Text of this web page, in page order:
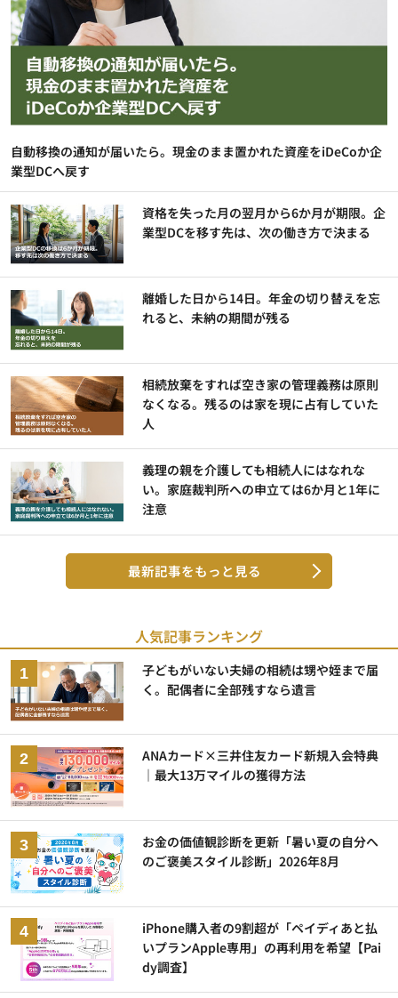
自動移換の通知が届いたら。現金のまま置かれた資産をiDeCoか企
業型DCへ戻す
資格を失った月の翌月から6か月が期限。企
業型DCを移す先は、次の働き方で決まる
離婚した日から14日。年金の切り替えを忘
れると、未納の期間が残る
相続放棄をすれば空き家の管理義務は原則
なくなる。残るのは家を現に占有していた
人
義理の親を介護しても相続人にはなれな
い。家庭裁判所への申立ては6か月と1年に
注意
最新記事をもっと見る
人気記事ランキング
子どもがいない夫婦の相続は甥や姪まで届
く。配偶者に全部残すなら遺言
ANAカード×三井住友カード新規入会特典
｜最大13万マイルの獲得方法
お金の価値観診断を更新「暑い夏の自分へ
のご褒美スタイル診断」2026年8月
iPhone購入者の9割超が「ペイディあと払
いプランApple専用」の再利用を希望【Pai
dy調査】